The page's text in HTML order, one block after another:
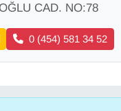
CAD. NO:78
0 (454) 581 34 52